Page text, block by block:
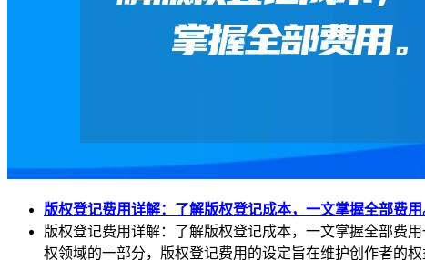
版权登记费用详解：了解版权登记成本，一文掌握全部费用
版权登记费用详解：了解版权登记成本，一文掌握全部费
权领域的一部分，版权登记费用的设定旨在维护创作者的